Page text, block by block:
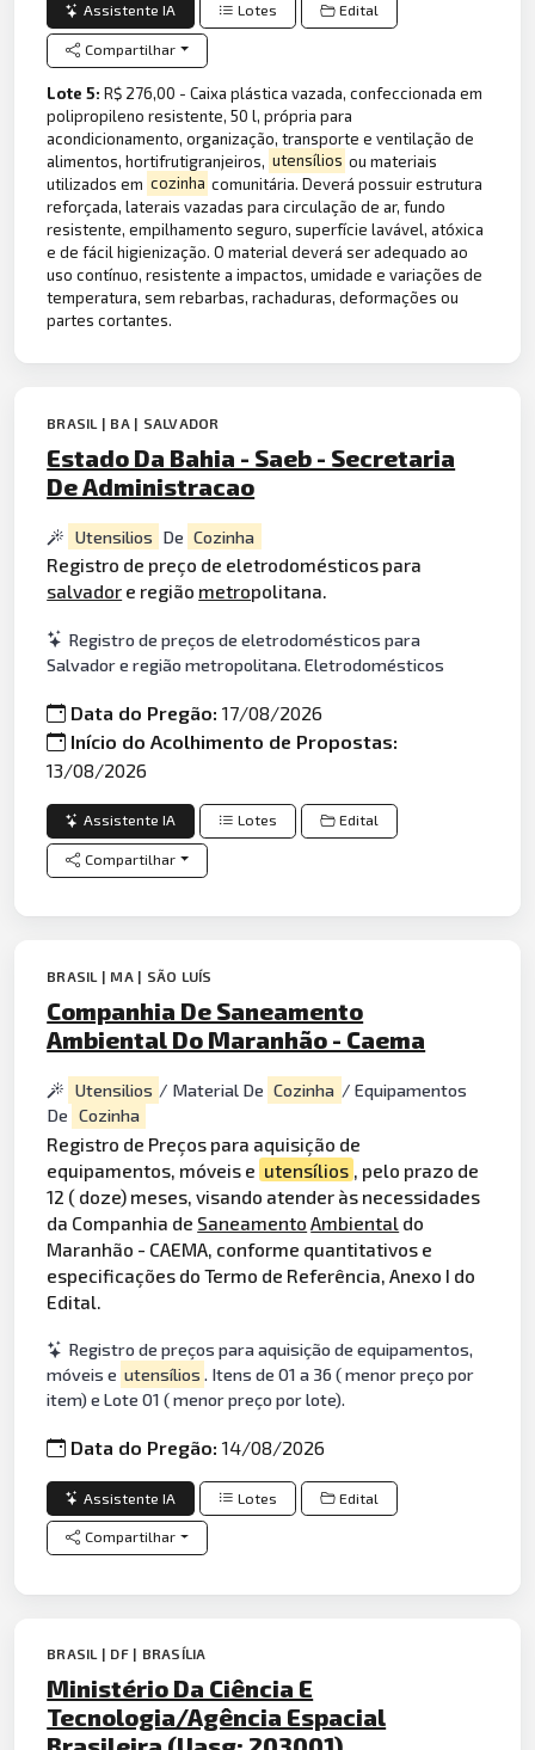
Assistente IA Lotes Edital
Compartilhar
Lote 5:R$ 276,00 - Caixa plástica vazada, confeccionada em
polipropileno resistente, 50 l, própria para
acondicionamento, organização, transporte e ventilação de
alimentos, hortifrutigranjeiros, utensílios ou materiais
utilizados em cozinha comunitária. Deverá possuir estrutura
reforçada, laterais vazadas para circulação de ar, fundo
resistente, empilhamento seguro, superfície lavável, atóxica
e de fácil higienização. O material deverá ser adequado ao
uso contínuo, resistente a impactos, umidade e variações de
temperatura, sem rebarbas, rachaduras, deformações ou
partes cortantes.
BRASIL | BA | SALVADOR
Estado Da Bahia - Saeb - Secretaria
De Administracao
Utensilios De Cozinha
Registro de preço de eletrodomésticos para
salvador e região metropolitana.
Registro de preços de eletrodomésticos para
Salvador e região metropolitana. Eletrodomésticos
Data do Pregão:17/08/2026
Início do Acolhimento de Propostas:
13/08/2026
Assistente IA Lotes Edital
Compartilhar
BRASIL | MA | SÃO LUÍS
Companhia De Saneamento
Ambiental Do Maranhão - Caema
Utensilios / Material De Cozinha / Equipamentos
De Cozinha
Registro de Preços para aquisição de
equipamentos, móveis e utensílios
, pelo prazo de
12 ( doze) meses, visando atender às necessidades
da Companhia de Saneamento Ambiental do
Maranhão - CAEMA, conforme quantitativos e
especificações do Termo de Referência, Anexo I do
Edital.
Registro de preços para aquisição de equipamentos,
móveis e utensílios . Itens de 01 a 36 ( menor preço por
item) e Lote 01 ( menor preço por lote).
Data do Pregão:14/08/2026
Assistente IA Lotes Edital
Compartilhar
BRASIL | DF | BRASÍLIA
Ministério Da Ciência E
Tecnologia/Agência Espacial